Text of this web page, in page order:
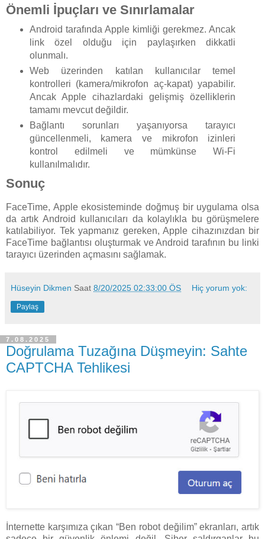
Önemli İpuçları ve Sınırlamalar
Android tarafında Apple kimliği gerekmez. Ancak
link özel olduğu için paylaşırken dikkatli
olunmalı.
Web üzerinden katılan kullanıcılar temel
kontrolleri (kamera/mikrofon aç-kapat) yapabilir.
Ancak Apple cihazlardaki gelişmiş özelliklerin
tamamı mevcut değildir.
Bağlantı sorunları yaşanıyorsa tarayıcı
güncellenmeli, kamera ve mikrofon izinleri
kontrol edilmeli ve mümkünse Wi-Fi
kullanılmalıdır.
Sonuç
FaceTime, Apple ekosisteminde doğmuş bir uygulama olsa
da artık Android kullanıcıları da kolaylıkla bu görüşmelere
katılabiliyor. Tek yapmanız gereken, Apple cihazınızdan bir
FaceTime bağlantısı oluşturmak ve Android tarafının bu linki
tarayıcı üzerinden açmasını sağlamak.
Hüseyin Dikmen Saat 8/20/2025 02:33:00 ÖS Hiç yorum yok:
Paylaş
7.08.2025
Doğrulama Tuzağına Düşmeyin: Sahte
CAPTCHA Tehlikesi
İnternette karşımıza çıkan “Ben robot değilim” ekranları, artık